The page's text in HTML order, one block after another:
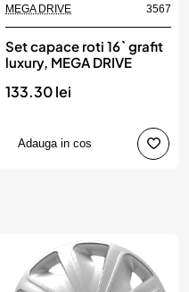
MEGA DRIVE 3567
Set capace roti 16` grafit
luxury, MEGA DRIVE
133.30 lei
Adauga in cos